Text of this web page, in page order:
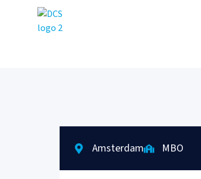
Amsterdam MBO